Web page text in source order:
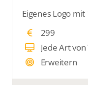
Eigenes Logo
299
Jede Art
Erweitern